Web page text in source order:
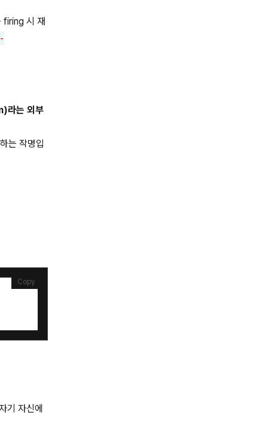
firing 시 재
는 외부
는 작명입
Copy
자신에